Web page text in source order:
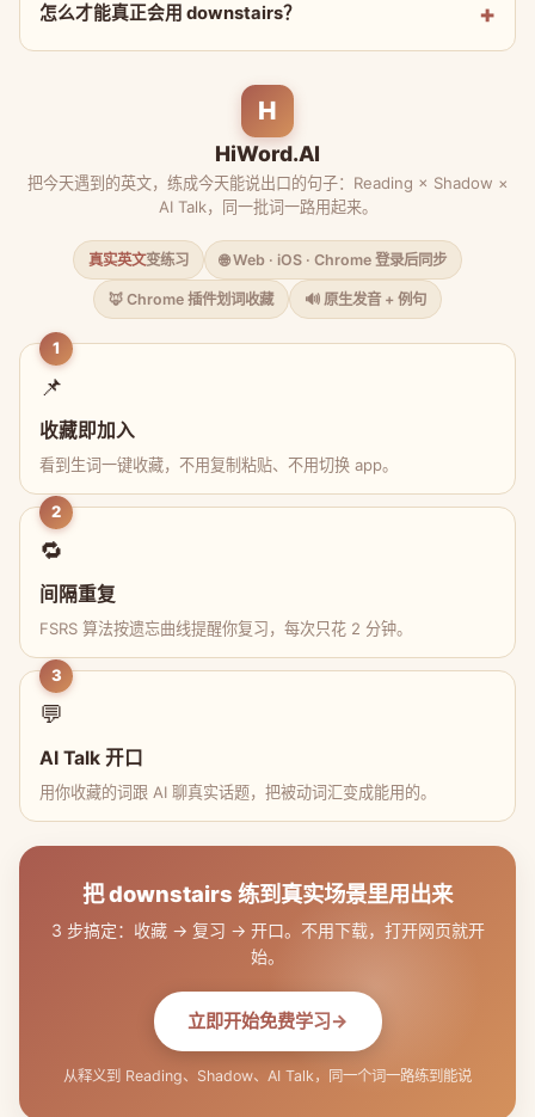
怎么才能真正会用 downstairs？
H
HiWord.AI
把今天遇到的英文，练成今天能说出口的句子：Reading × Shadow ×
AI Talk，同一批词一路用起来。
真实英文变练习 🌐 Web · iOS · Chrome 登录后同步
🦊 Chrome 插件划词收藏 🔊 原生发音 + 例句
1
📌
收藏即加入
看到生词一键收藏，不用复制粘贴、不用切换 app。
2
🔁
间隔重复
FSRS 算法按遗忘曲线提醒你复习，每次只花 2 分钟。
3
💬
AI Talk 开口
用你收藏的词跟 AI 聊真实话题，把被动词汇变成能用的。
把 downstairs 练到真实场景里用出来
3 步搞定：收藏 → 复习 → 开口。不用下载，打开网页就开
始。
立即开始免费学习
从释义到 Reading、Shadow、AI Talk，同一个词一路练到能说